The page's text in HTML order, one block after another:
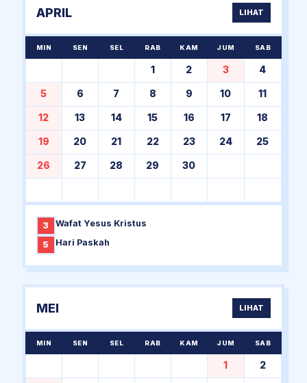
APRIL LIHAT
MIN SEN SEL RAB KAM JUM SAB
1 2 3 4
5 6 7 8 9 10 11
12 13 14 15 16 17 18
19 20 21 22 23 24 25
26 27 28 29 30
3 Wafat Yesus Kristus
5 Hari Paskah
MEI LIHAT
MIN SEN SEL RAB KAM JUM SAB
1 2